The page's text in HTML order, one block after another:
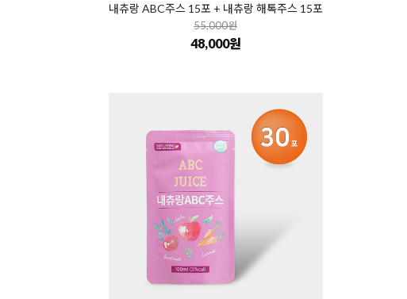
내츄랑 ABC주스 15포 + 내츄랑 해톡주스 15포
55,000원
48,000원